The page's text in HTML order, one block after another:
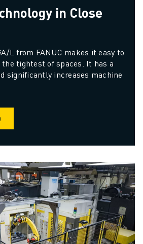
in Close
L from FANUC makes it easy to
tightest of spaces. It has a
significantly increases machine